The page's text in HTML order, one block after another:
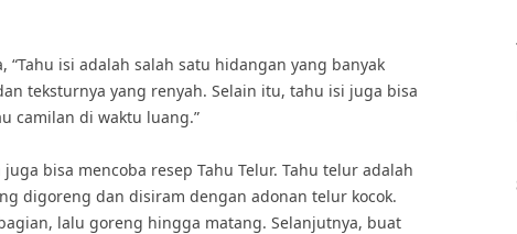
isi adalah salah satu hidangan yang banyak
teksturnya yang renyah. Selain itu, tahu isi juga bisa
camilan di waktu luang.”
bisa mencoba resep Tahu Telur. Tahu telur adalah
digoreng dan disiram dengan adonan telur kocok.
lalu goreng hingga matang. Selanjutnya, buat